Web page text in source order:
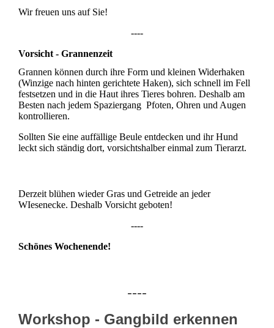
Wir freuen uns auf Sie!
----
Vorsicht - Grannenzeit
Grannen können durch ihre Form und kleinen Widerhaken
(Winzige nach hinten gerichtete Haken), sich schnell im Fell
festsetzen und in die Haut ihres Tieres bohren. Deshalb am
Besten nach jedem Spaziergang Pfoten, Ohren und Augen
kontrollieren.
Sollten Sie eine auffällige Beule entdecken und ihr Hund
leckt sich ständig dort, vorsichtshalber einmal zum Tierarzt.
Derzeit blühen wieder Gras und Getreide an jeder
WIesenecke. Deshalb Vorsicht geboten!
----
Schönes Wochenende!
----
Workshop - Gangbild erkennen